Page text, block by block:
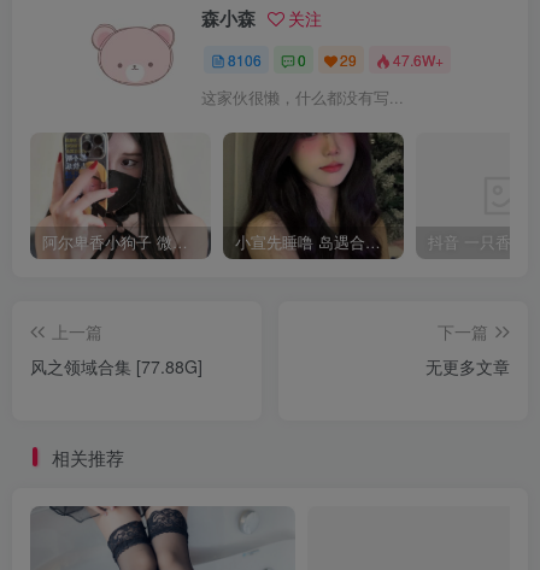
森小森 关注
8106 0 29 47.6W+
这家伙很懒，什么都没有写...
阿尔卑香小狗子 微密圈合集[40套][持续更新2023.12.14] 小宣先睡噜 岛遇合集[持续更新2025.08.27]
上一篇
风之领域合集 [77.88G]
下一篇
无更多文章
相关推荐